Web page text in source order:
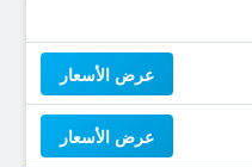
عرض الأسعار
عرض الأسعار